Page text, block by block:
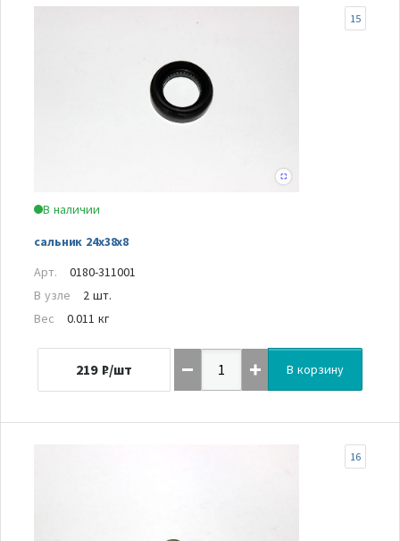
В наличии
сальник 24х38х8
15
Арт.
0180-311001
В узле
2 шт.
Вес
0.011 кг
219 ₽/шт В корзину
16